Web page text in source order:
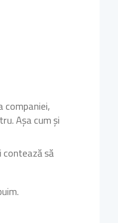
companiei,
Așa cum și
contează să